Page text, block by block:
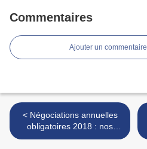
Commentaires
Ajouter un commentaire
< Négociations annuelles
obligatoires 2018 : nos
revendications